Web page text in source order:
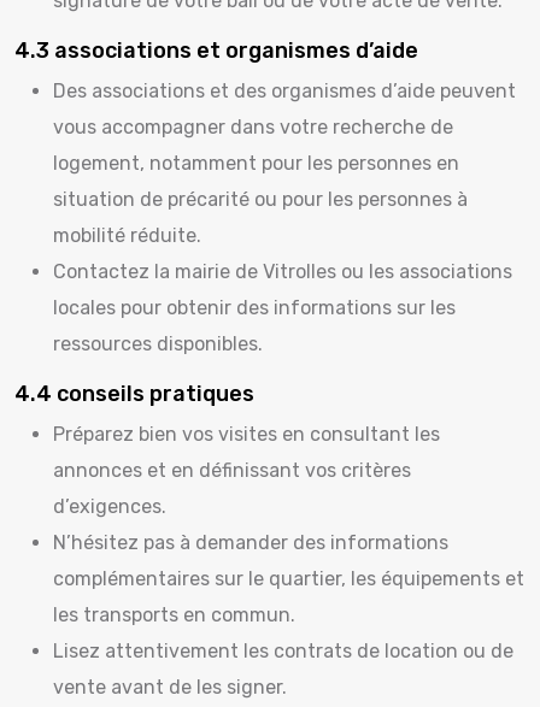
4.3 associations et organismes d’aide
Des associations et des organismes d’aide peuvent
vous accompagner dans votre recherche de
logement, notamment pour les personnes en
situation de précarité ou pour les personnes à
mobilité réduite.
Contactez la mairie de Vitrolles ou les associations
locales pour obtenir des informations sur les
ressources disponibles.
4.4 conseils pratiques
Préparez bien vos visites en consultant les
annonces et en définissant vos critères
d’exigences.
N’hésitez pas à demander des informations
complémentaires sur le quartier, les équipements et
les transports en commun.
Lisez attentivement les contrats de location ou de
vente avant de les signer.